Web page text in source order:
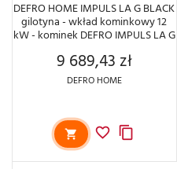
DEFRO HOME IMPULS LA G BLACK
gilotyna - wkład kominkowy 12
kW - kominek DEFRO IMPULS LA G
Cena
9 689,43 zł
DEFRO HOME